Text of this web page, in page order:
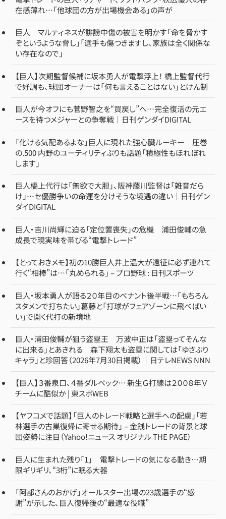
在感薄れ…「他球団の方が出場機会ある」の声が
巨人 マルティネスが誹謗中傷の被害を明かす「命を脅かす
ぞというような脅し」「選手も傷つきますし、家族は全く関係な
い存在なので」
【巨人】次期監督候補に坂本勇人が電撃浮上！ 橋上監督代行
で好調も、球団オーナーは「何も言えることはない」とけん制
巨人が今オフにも菅野智之を“買戻し”へ…完全復活の元エ
ースを待つメジャーとの争奪戦｜日刊ゲンダイDIGITAL
「化ける気配あるよな」巨人に現れた強心臓ルーキー 圧巻
の.500 内野のユーティリティぶりも話題「積極性もほれぼれ
します」
巨人橋上代行は「無欲で大胆」、阪神藤川監督は「雑音だら
け」…セ優勝争いの命運を分けそうな境遇の違い｜日刊ゲン
ダイDIGITAL
巨人・吉川尚輝に迫る「定位置喪失」の危機 浦田俊輔の急
成長で現実味を帯びる“電撃トレード”
【とっておきメモ】初の10勝巨人井上温大が遠征に必ず連れて
行く“相棒”は…「丸められる」 – プロ野球 : 日刊スポーツ
巨人・坂本勇人が語る２０年目のペナント後半戦…「もちろん
スタメンで打ちたい」葛藤と「打球がフェアゾーンに飛べばい
い」で開く代打の新境地
巨人・浦田俊輔が狙う盗塁王 万波中正は「盗塁ってそんな
に出来る」とあきれる 森下翔太も盗塁に関しては「ゆさぶり
キャラ」と珍回答（2026年7月30日掲載）｜日テレNEWS NNN
【巨人】３番泉口、４番ダルベック… 新生Ｇ打線は２００８年Ｖ
チームに酷似か | 東スポWEB
【ヤフコメで話題】「巨人のトレード戦略と選手への配慮」「若
林選手の古巣復帰に寄せる期待」 – 金銭トレードの背景と球
団姿勢に注目（Yahoo!ニュース オリジナル THE PAGE）
巨人に生まれた残り「1」 電撃トレードの気になる動き…期
限ギリギリ、“3桁”に眠る大器
「阿部さんのおかげ」オールスター出場の23歳選手の“感
謝”が示した、巨人復帰後の“最適な役職”